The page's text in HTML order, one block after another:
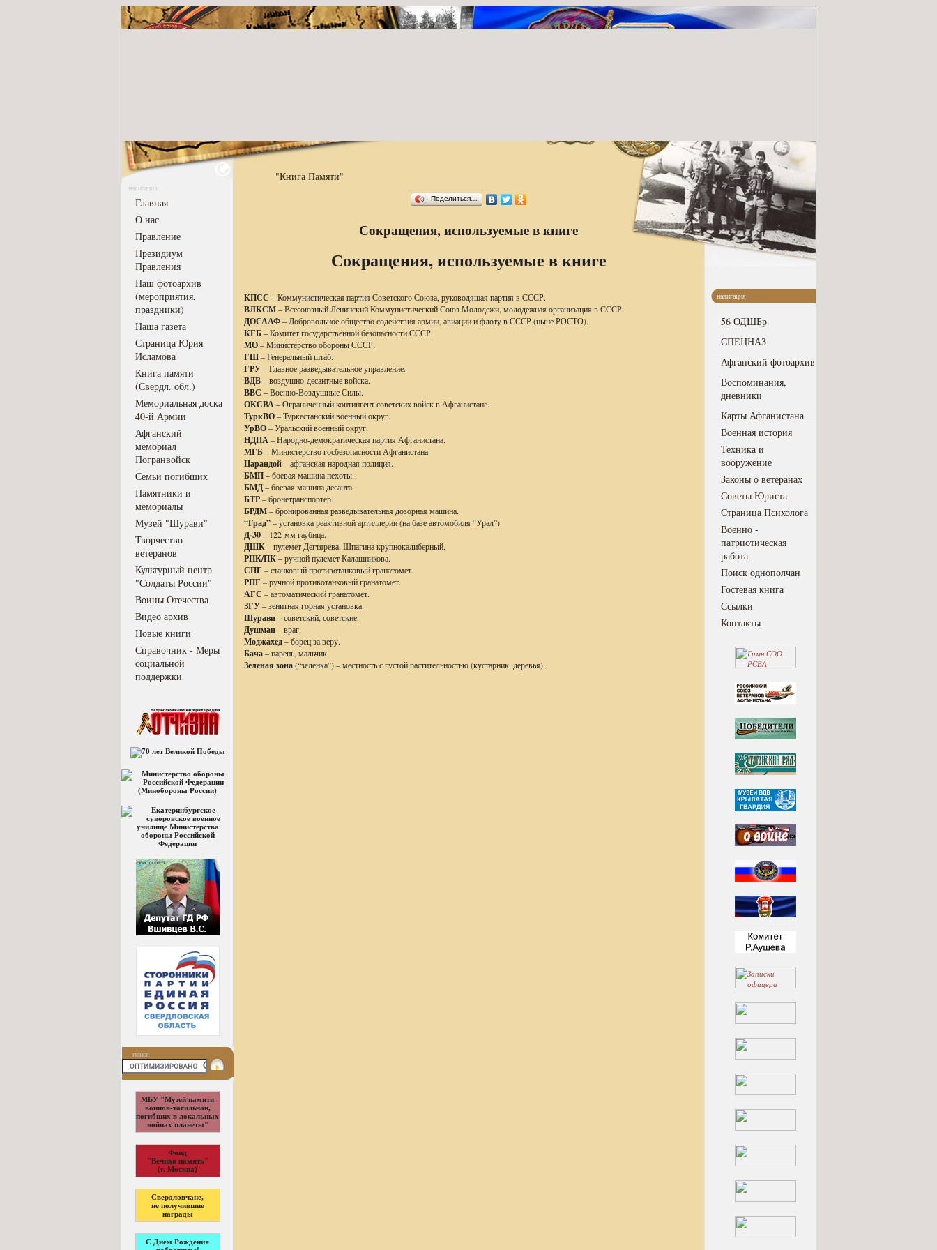
"Книга Памяти"
навигация
Главная
О нас
Правление
Президиум
Правления
Наш фотоархив
(мероприятия,
праздники)
Наша газета
Страница Юрия
Исламова
Книга памяти
(Свердл. обл.)
Мемориальная доска
40-й Армии
Афганский
мемориал
Погранвойск
Семьи погибших
Памятники и
мемориалы
Музей "Шурави"
Творчество
ветеранов
Культурный центр
"Солдаты России"
Воины Отечества
Видео архив
Новые книги
Справочник - Меры
социальной
поддержки
поиск
МБУ "Музей памяти
воинов-тагильчан,
погибших в локальных
войнах планеты"
Фонд
"Вечная память"
(г. Москва)
Свердловчане,
не получившие
награды
С Днем Рождения
Поделиться…
Сокращения, используемые в книге
Сокращения, используемые в книге
КПСС – Коммунистическая партия Советского Союза, руководящая партия в СССР.
ВЛКСМ– Всесоюзный Ленинский Коммунистический Союз Молодежи, молодежная организация в СССР.
ДОСААФ– Добровольное общество содействия армии, авиации и флоту в СССР (ныне РОСТО).
КГБ– Комитет государственной безопасности СССР.
МО– Министерство обороны СССР.
ГШ– Генеральный штаб.
ГРУ– Главное разведывательное управление.
ВДВ– воздушно-десантные войска.
ВВС – Военно-Воздушные Силы.
ОКСВА– Ограниченный контингент советских войск в Афганистане.
ТуркВО– Туркестанский военный округ.
УрВО– Уральский военный округ.
НДПА– Народно-демократическая партия Афганистана.
МГБ– Министерство госбезопасности Афганистана.
Царандой– афганская народная полиция.
БМП– боевая машина пехоты.
БМД– боевая машина десанта.
БТР– бронетранспортер.
БРДМ– бронированная разведывательная дозорная машина.
“Град”– установка реактивной артиллерии (на базе автомобиля “Урал”).
Д-30– 122-мм гаубица.
ДШК– пулемет Дегтярева, Шпагина крупнокалиберный.
РПК/ПК– ручной пулемет Калашникова.
СПГ – станковый противотанковый гранатомет.
РПГ – ручной противотанковый гранатомет.
АГС – автоматический гранатомет.
ЗГУ– зенитная горная установка.
Шурави– советский, советские.
Душман– враг.
Моджахед– борец за веру.
Бача– парень, мальчик.
Зеленая зона(“зеленка”) – местность с густой растительностью (кустарник, деревья).
навигация
56 ОДШБр
СПЕЦНАЗ
Афганский фотоархив
Воспоминания,
дневники
Карты Афганистана
Военная история
Техника и
вооружение
Законы о ветеранах
Советы Юриста
Страница Психолога
Военно -
патриотическая
работа
Поиск однополчан
Гостевая книга
Ссылки
Контакты